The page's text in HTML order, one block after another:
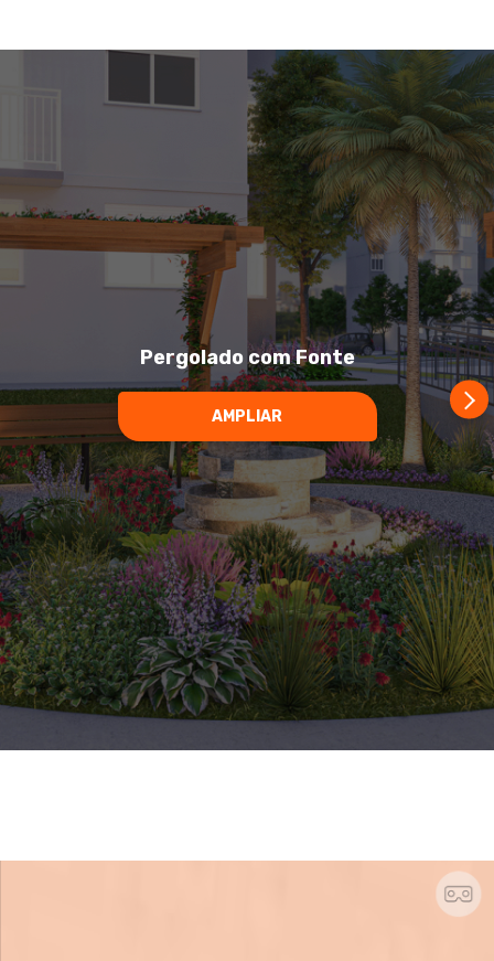
Pergolado com Fonte
AMPLIAR